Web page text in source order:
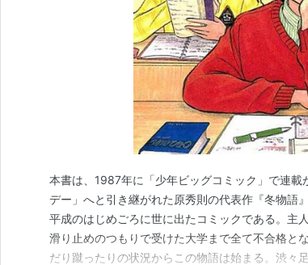
本書は、1987年に「少年ビッグコミック」で連載
デー」へと引き継がれた原秀則の代表作『冬物語
平成のはじめごろに世に出たコミックである。主
滑り止めのつもりで受けた大学まで全て不合格と
だり蹴ったりの状況からこの物語は始まる。渋々